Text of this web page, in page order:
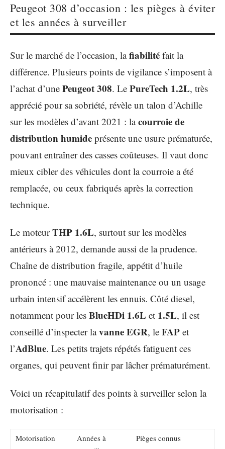
Peugeot 308 d’occasion : les pièges à éviter
et les années à surveiller
Sur le marché de l’occasion, lafiabilité fait la
différence. Plusieurs points de vigilance s’imposent à
l’achat d’une Peugeot 308. Le PureTech 1.2L, très
apprécié pour sa sobriété, révèle un talon d’Achille
sur les modèles d’avant 2021 : lacourroie de
distribution humide présente une usure prématurée,
pouvant entraîner des casses coûteuses. Il vaut donc
mieux cibler des véhicules dont la courroie a été
remplacée, ou ceux fabriqués après la correction
technique.
Le moteurTHP 1.6L, surtout sur les modèles
antérieurs à 2012, demande aussi de la prudence.
Chaîne de distribution fragile, appétit d’huile
prononcé : une mauvaise maintenance ou un usage
urbain intensif accélèrent les ennuis. Côté diesel,
notamment pour les BlueHDi 1.6L et 1.5L, il est
conseillé d’inspecter lavanne EGR, le FAP et
l’AdBlue. Les petits trajets répétés fatiguent ces
organes, qui peuvent finir par lâcher prématurément.
Voici un récapitulatif des points à surveiller selon la
motorisation :
Motorisation
Années à
Pièges connus